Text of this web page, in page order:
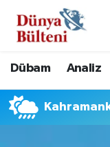
Dübam Analiz
Hava
Namaz